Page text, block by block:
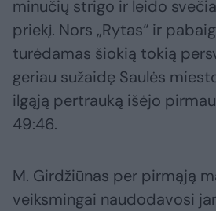
minučių strigo ir leido
priekį. Nors „Rytas“ ir
turėdamas šiokią tokią
geriau sužaidę Saulės
ilgąją pertrauką išėjo
49:46.
M. Girdžiūnas per pirmąją
veiksmingai naudodavosi